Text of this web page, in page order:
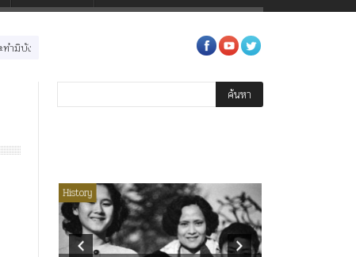
วรต่อในหลวงสามรัชกาล ร่วมกว่า 80ปี ร.๖ สร้าง “จุฬาลงกรณ์มหาวิทยาลัย” ตา
History